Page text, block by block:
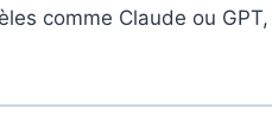
comme Claude ou GPT,